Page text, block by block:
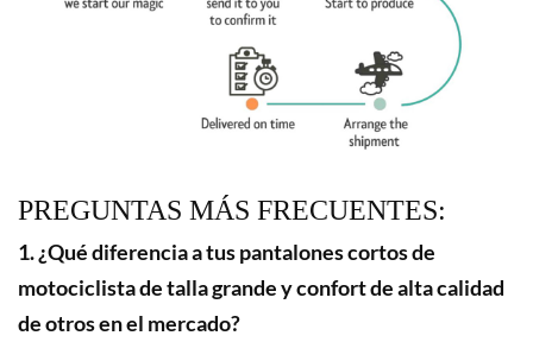
PREGUNTAS MÁS FRECUENTES:
1. ¿Qué diferencia a tus pantalones cortos de
motociclista de talla grande y confort de alta calidad
de otros en el mercado?